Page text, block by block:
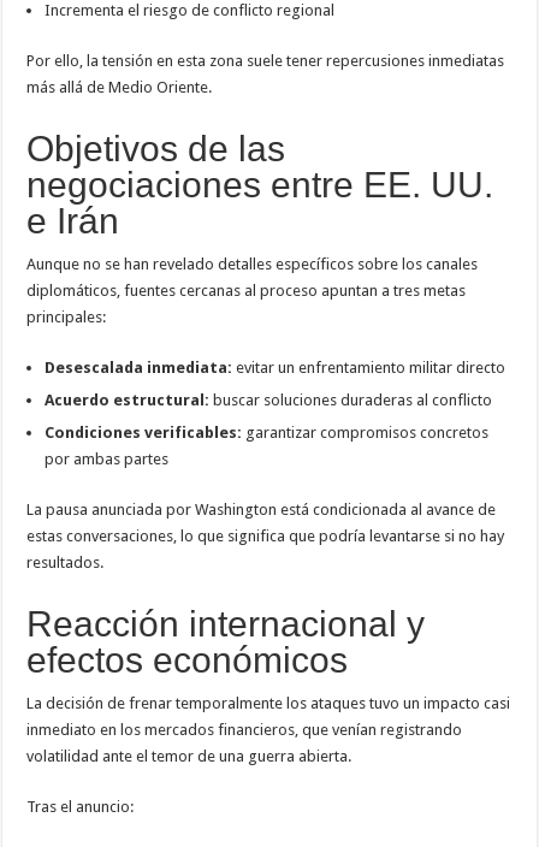
Incrementa el riesgo de conflicto regional
Por ello, la tensión en esta zona suele tener repercusiones inmediatas
más allá de Medio Oriente.
Objetivos de las
negociaciones entre EE. UU.
e Irán
Aunque no se han revelado detalles específicos sobre los canales
diplomáticos, fuentes cercanas al proceso apuntan a tres metas
principales:
Desescalada inmediata: evitar un enfrentamiento militar directo
Acuerdo estructural: buscar soluciones duraderas al conflicto
Condiciones verificables: garantizar compromisos concretos
por ambas partes
La pausa anunciada por Washington está condicionada al avance de
estas conversaciones, lo que significa que podría levantarse si no hay
resultados.
Reacción internacional y
efectos económicos
La decisión de frenar temporalmente los ataques tuvo un impacto casi
inmediato en los mercados financieros, que venían registrando
volatilidad ante el temor de una guerra abierta.
Tras el anuncio: